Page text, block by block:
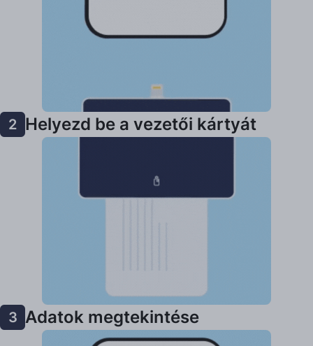
2 Helyezd be a vezetői kártyát
3 Adatok megtekintése